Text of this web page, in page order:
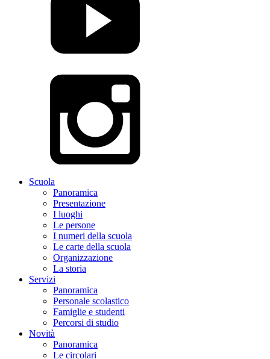
Scuola
Panoramica
Presentazione
I luoghi
Le persone
I numeri della scuola
Le carte della scuola
Organizzazione
La storia
Servizi
Panoramica
Personale scolastico
Famiglie e studenti
Percorsi di studio
Novità
Panoramica
Le circolari